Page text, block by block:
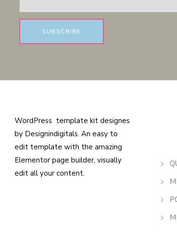
WordPress template kit designes
by Designindigitals. An easy to
edit template with the amazing
Elementor page builder, visually
edit all your content.